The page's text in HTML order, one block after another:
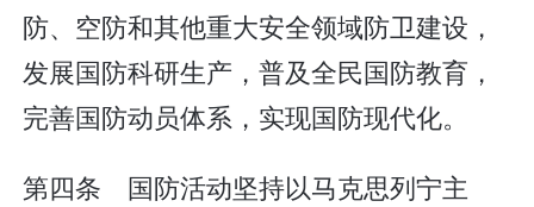
防、空防和其他重大安全领域防卫建设，
发展国防科研生产，普及全民国防教育，
完善国防动员体系，实现国防现代化。
第四条 国防活动坚持以马克思列宁主